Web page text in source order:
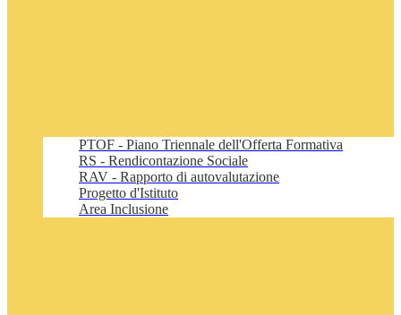
PTOF - Piano Triennale dell'Offerta Formativa
RS - Rendicontazione Sociale
RAV - Rapporto di autovalutazione
Progetto d'Istituto
Area Inclusione